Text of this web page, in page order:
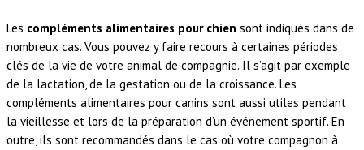
Les compléments alimentaires pour chien sont indiqués dans de
nombreux cas. Vous pouvez y faire recours à certaines périodes
clés de la vie de votre animal de compagnie. Il s’agit par exemple
de la lactation, de la gestation ou de la croissance. Les
compléments alimentaires pour canins sont aussi utiles pendant
la vieillesse et lors de la préparation d’un événement sportif. En
outre, ils sont recommandés dans le cas où votre compagnon à